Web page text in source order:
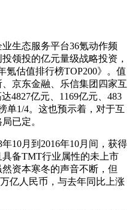
生态服务平台36氪动作频
领投的亿元量级战略投资，
氪估值排行榜TOP200》。值
京东金融、乐信集团四家互
4827亿元、1169亿元、483
单1/4。这也预示着，对于互
已定。
月到2016年10月间，获得
备TMT行业属性的未上市
资本寒冬的声音不断，但
亿人民币，与去年同比上涨